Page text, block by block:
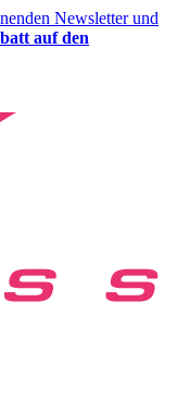
Newsletter und
auf den